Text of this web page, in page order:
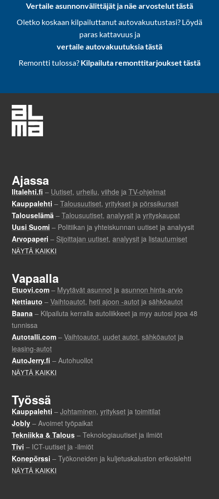
Vertaile asunnonvälittäjät ja näe arvostelut tästä
Oletko koskaan kilpailuttanut autovakuutustasi? Löydä
paras kattavuus ja
vertaile autovakuutuksia tästä
Remontti tulossa? Kilpailuta remonttitarjoukset tästä